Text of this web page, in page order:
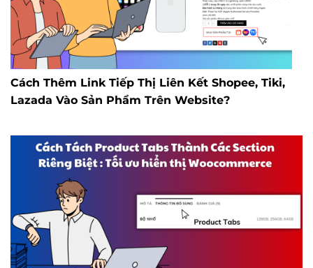
Cách Thêm Link Tiếp Thị Liên Kết Shopee, Tiki,
Lazada Vào Sản Phẩm Trên Website?